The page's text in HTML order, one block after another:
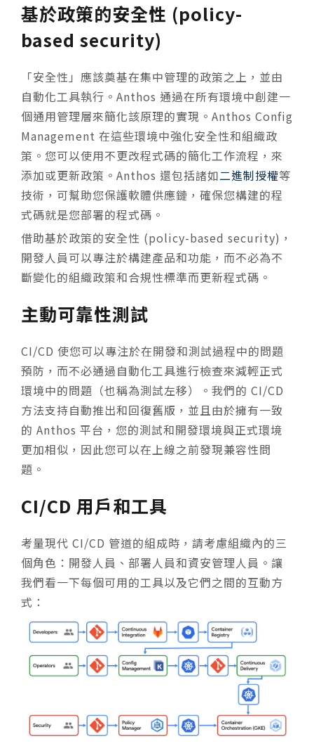
基於政策的安全性 (policy-
based security)
「安全性」應該奠基在集中管理的政策之上，並由
自動化工具執行。Anthos 通過在所有環境中創建一
個通用管理層來簡化該原理的實現。Anthos Config
Management 在這些環境中強化安全性和組織政
策。您可以使用不更改程式碼的簡化工作流程，來
添加或更新政策。Anthos 還包括諸如二進制授權等
技術，可幫助您保護軟體供應鏈，確保您構建的程
式碼就是您部署的程式碼。
借助基於政策的安全性 (policy-based security)，
開發人員可以專注於構建產品和功能，而不必為不
斷變化的組織政策和合規性標準而更新程式碼。
主動可靠性測試
CI/CD 使您可以專注於在開發和測試過程中的問題
預防，而不必通過自動化工具進行檢查來減輕正式
環境中的問題（也稱為測試左移）。我們的 CI/CD
方法支持自動推出和回復舊版，並且由於擁有一致
的 Anthos 平台，您的測試和開發環境與正式環境
更加相似，因此您可以在上線之前發現兼容性問
題。
CI/CD 用戶和工具
考量現代 CI/CD 管道的組成時，請考慮組織內的三
個角色：開發人員、部署人員和資安管理人員。讓
我們看一下每個可用的工具以及它們之間的互動方
式：